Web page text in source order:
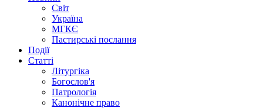
Світ
Україна
МГКЄ
Пастирські послання
Події
Статті
Літургіка
Богослов'я
Патрологія
Канонічне право